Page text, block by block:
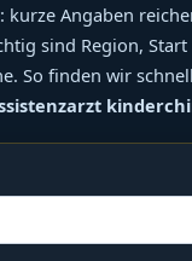
kurze Angaben
sind Region,
So finden wir